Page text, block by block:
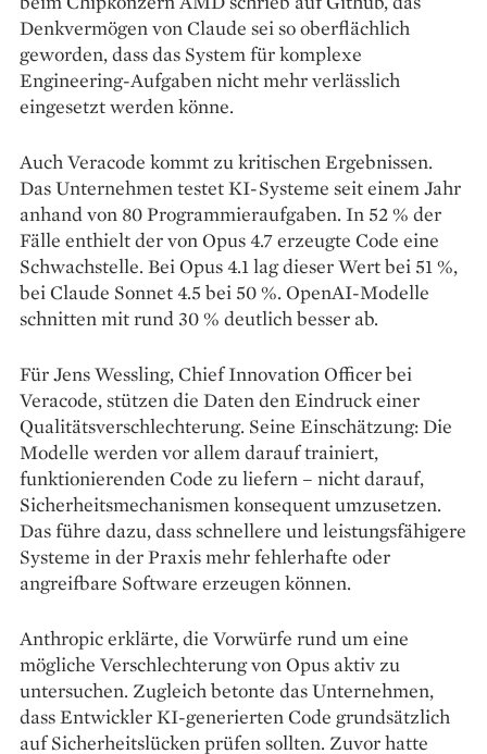
Denkvermögen von Claude sei so oberflächlich
geworden, dass das System für komplexe
Engineering-Aufgaben nicht mehr verlässlich
eingesetzt werden könne.
Auch Veracode kommt zu kritischen Ergebnissen.
Das Unternehmen testet KI-Systeme seit einem Jahr
anhand von 80 Programmieraufgaben. In 52 % der
Fälle enthielt der von Opus 4.7 erzeugte Code eine
Schwachstelle. Bei Opus 4.1 lag dieser Wert bei 51 %,
bei Claude Sonnet 4.5 bei 50 %. OpenAI-Modelle
schnitten mit rund 30 % deutlich besser ab.
Für Jens Wessling, Chief Innovation Officer bei
Veracode, stützen die Daten den Eindruck einer
Qualitätsverschlechterung. Seine Einschätzung: Die
Modelle werden vor allem darauf trainiert,
funktionierenden Code zu liefern – nicht darauf,
Sicherheitsmechanismen konsequent umzusetzen.
Das führe dazu, dass schnellere und leistungsfähigere
Systeme in der Praxis mehr fehlerhafte oder
angreifbare Software erzeugen können.
Anthropic erklärte, die Vorwürfe rund um eine
mögliche Verschlechterung von Opus aktiv zu
untersuchen. Zugleich betonte das Unternehmen,
dass Entwickler KI-generierten Code grundsätzlich
auf Sicherheitslücken prüfen sollten. Zuvor hatte